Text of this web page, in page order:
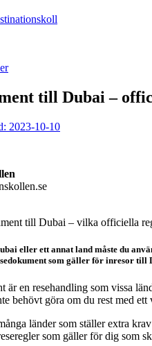
till Dubai –
2023-10-10
till Dubai – vilka officiella
eller ett annat land måste du
som gäller för inresor till
är en resehandling som vissa
behövt göra om du rest med ett
länder som ställer extra
som gäller för dig som